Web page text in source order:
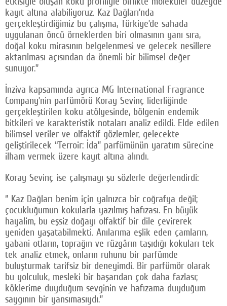
kayıt altına alabiliyoruz. Kaz Dağları’nda
gerçekleştirdiğimiz bu çalışma, Türkiye’de sahada
uygulanan öncü örneklerden biri olmasının yanı sıra,
doğal koku mirasının belgelenmesi ve gelecek nesillere
aktarılması açısından da önemli bir bilimsel değer
sunuyor.”
İnziva kapsamında ayrıca MG International Fragrance
Company’nin parfümörü Koray Sevinç liderliğinde
gerçekleştirilen koku atölyesinde, bölgenin endemik
bitkileri ve karakteristik notaları analiz edildi. Elde edilen
bilimsel veriler ve olfaktif gözlemler, gelecekte
geliştirilecek “Terroir: İda” parfümünün yaratım sürecine
ilham vermek üzere kayıt altına alındı.
Koray Sevinç ise çalışmayı şu sözlerle değerlendirdi:
‘’ Kaz Dağları benim için yalnızca bir coğrafya değil;
çocukluğumun kokularla yazılmış hafızası. En büyük
hayalim, bu eşsiz doğayı olfaktif bir dile çevirerek
yeniden yaşatabilmekti. Anılarıma eşlik eden çamların,
yabani otların, toprağın ve rüzgârın taşıdığı kokuları tek
tek analiz etmek, onların ruhunu bir parfümde
buluşturmak tarifsiz bir deneyimdi. Bir parfümör olarak
bu yolculuk, mesleki bir başarıdan çok daha fazlası;
köklerime duyduğum sevginin ve hafızama duyduğum
saygının bir yansımasıydı.’’